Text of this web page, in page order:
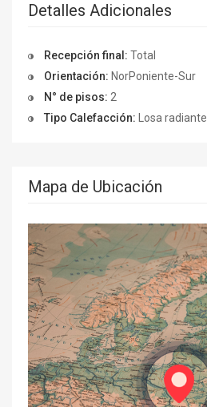
Detalles Adicionales
Recepción final: Total
Orientación: NorPoniente-Sur
N° de pisos: 2
Tipo Calefacción: Losa radiante
Mapa de Ubicación